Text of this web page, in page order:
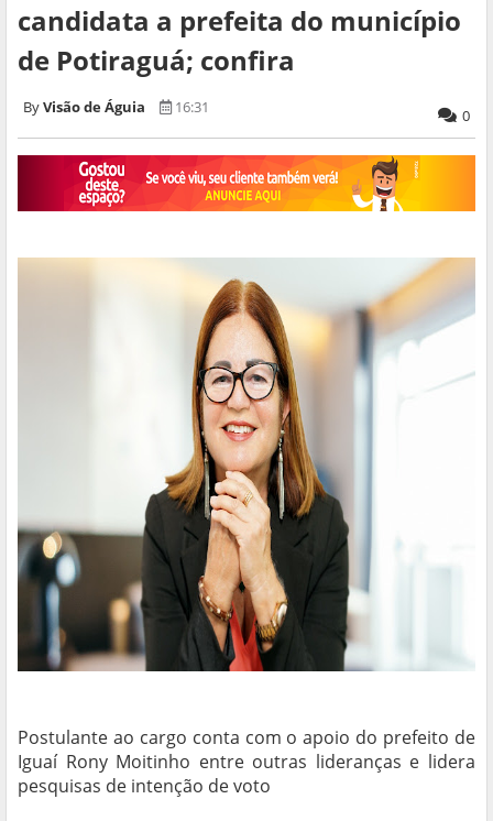
candidata a prefeita do município
de Potiraguá; confira
Visão de Águia 16:31 0
Postulante ao cargo conta com o apoio do prefeito de
Iguaí Rony Moitinho entre outras lideranças e lidera
pesquisas de intenção de voto